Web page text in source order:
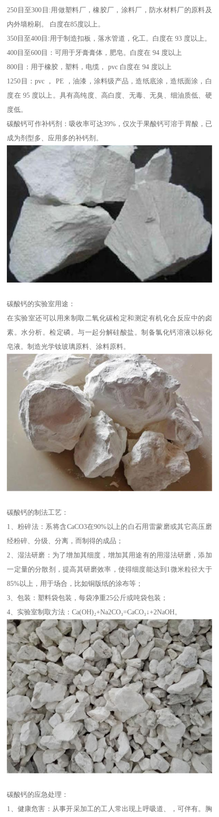
250目至300目:用做塑料厂，橡胶厂，涂料厂，防水材料厂的原料及
内外墙粉刷。 白度在85度以上。
350目至400目:用于制造扣板，落水管道，化工。白度在 93 度以上。
400目至600目：可用于牙膏膏体，肥皂。白度在 94 度以上
800目：用于橡胶，塑料，电缆， pvc 白度在 94 度以上
1250目：pvc ， PE ，油漆，涂料级产品，造纸底涂，造纸面涂，白
度在 95 度以上。具有高纯度、高白度、无毒、无臭、细油质低、硬
度低。
碳酸钙可作补钙剂：吸收率可达39%，仅次于果酸钙可溶于胃酸，已
成为剂型多、应用多的补钙剂。
碳酸钙的实验室用途：
在实验室还可以用来制取二氧化碳检定和测定有机化合反应中的卤
素。水分析。检定磷。与一起分解硅酸盐。制备氯化钙溶液以标化
皂液。制造光学钕玻璃原料、涂料原料。
碳酸钙的制法工艺：
1、粉碎法：系将含CaCO3在90%以上的白石用雷蒙磨或其它高压磨
经粉碎、分级、分离，而制得的成品；
2、湿法研磨：为了增加其细度，增加其用途有的用湿法研磨，添加
一定量的分散剂，提高其研磨效率，使得细度能达到1微米粒径大于
85%以上，用于场合，比如铜版纸的涂布等；
3、包装：塑料袋包装，每袋净重25公斤或吨袋包装；
4、实验室制取方法：Ca(OH)₂+Na2CO₃=CaCO₃↓+2NaOH。
碳酸钙的应急处理：
1、健康危害：从事开采加工的工人常出现上呼吸道、，可伴有。胸